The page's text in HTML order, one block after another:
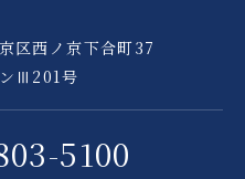
区西ノ京下合町37
Ⅲ201号
5100